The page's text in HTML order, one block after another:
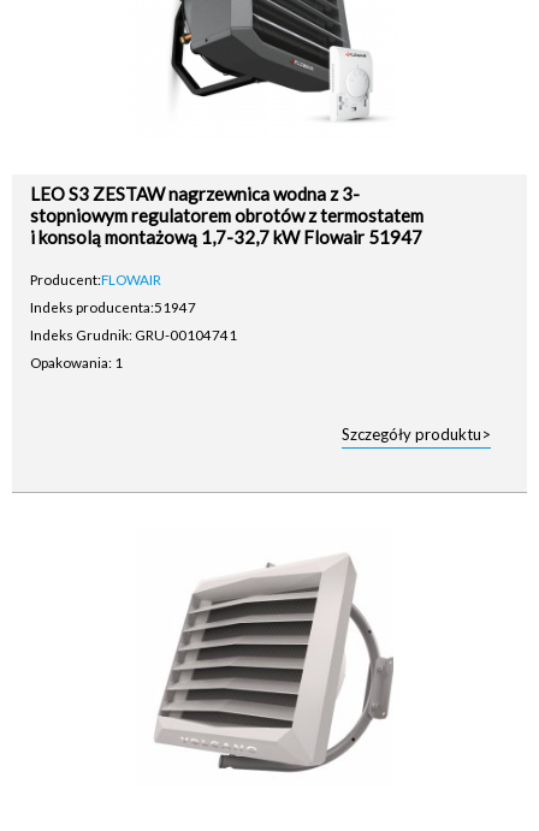
LEO S3 ZESTAW nagrzewnica wodna z 3-
stopniowym regulatorem obrotów z termostatem
i konsolą montażową 1,7-32,7 kW Flowair 51947
Producent:FLOWAIR
Indeks producenta:51947
Indeks Grudnik: GRU-00104741
Opakowania: 1
Szczegóły produktu>